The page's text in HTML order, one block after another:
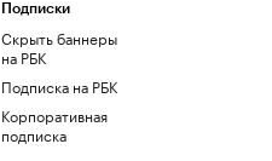
Подписки
Скрыть баннеры
на РБК
Подписка на РБК
Корпоративная
подписка